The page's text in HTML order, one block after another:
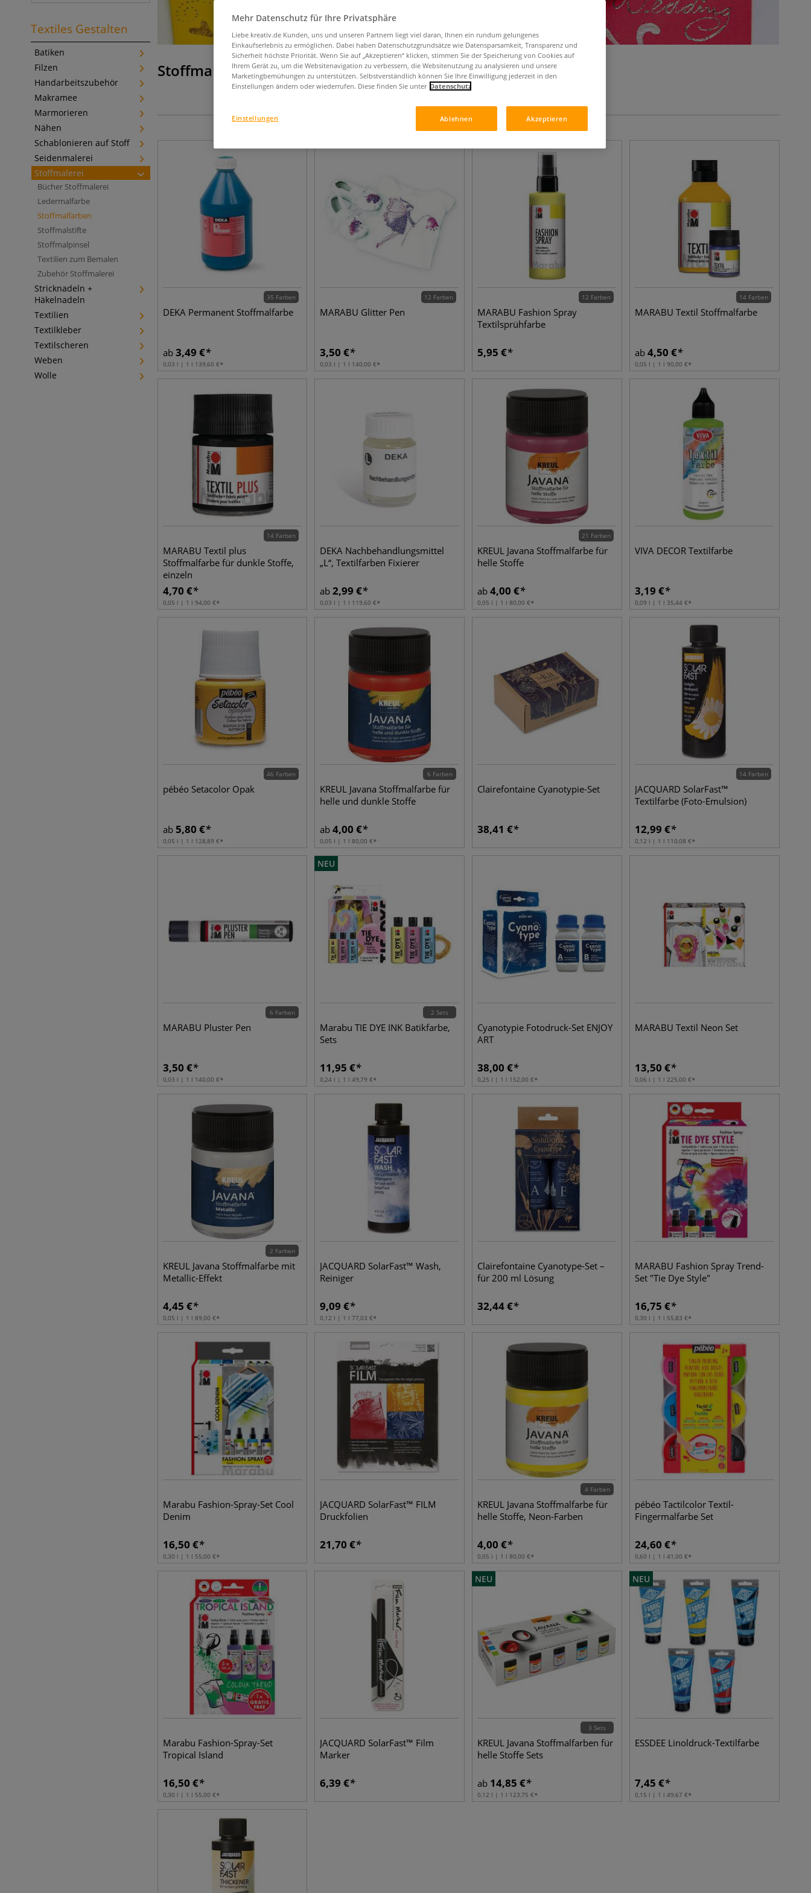
Textiles Gestalten
Batiken
Filzen
Handarbeitszubehör
Makramee
Marmorieren
Nähen
Schablonieren auf Stoff
Seidenmalerei
Stoffmalerei
Bücher Stoffmalerei
Ledermalfarbe
Stoffmalfarben
Stoffmalstifte
Stoffmalpinsel
Textilien zum Bemalen
Zubehör Stoffmalerei
Stricknadeln +
Häkelnadeln
Textilien
Textilkleber
Textilscheren
Weben
Wolle
Stoffmalfarben
29 Artikel
35 Farben
DEKA Permanent Stoffmalfarbe
ab 3,49 €
0,03 l | 1 l 139,60 €
12 Farben
MARABU Glitter Pen
3,50 €
0,03 l | 1 l 140,00 €
12 Farben
MARABU Fashion Spray
Textilsprühfarbe
5,95 €
14 Farben
MARABU Textil Stoffmalfarbe
ab 4,50 €
0,05 l | 1 l 90,00 €
14 Farben
MARABU Textil plus
Stoffmalfarbe für dunkle Stoffe,
einzeln
4,70 €
0,05 l | 1 l 94,00 €
DEKA Nachbehandlungsmittel
„L“, Textilfarben Fixierer
ab 2,99 €
0,03 l | 1 l 119,60 €
21 Farben
KREUL Javana Stoffmalfarbe für
helle Stoffe
ab 4,00 €
0,05 l | 1 l 80,00 €
VIVA DECOR Textilfarbe
3,19 €
0,09 l | 1 l 35,44 €
46 Farben
pébéo Setacolor Opak
ab 5,80 €
0,05 l | 1 l 128,89 €
6 Farben
KREUL Javana Stoffmalfarbe für
helle und dunkle Stoffe
ab 4,00 €
0,05 l | 1 l 80,00 €
Clairefontaine Cyanotypie-Set
38,41 €
14 Farben
JACQUARD SolarFast™
Textilfarbe (Foto-Emulsion)
12,99 €
0,12 l | 1 l 110,08 €
6 Farben
MARABU Pluster Pen
3,50 €
0,03 l | 1 l 140,00 €
NEU
2 Sets
Marabu TIE DYE INK Batikfarbe,
Sets
11,95 €
0,24 l | 1 l 49,79 €
Cyanotypie Fotodruck-Set ENJOY
ART
38,00 €
0,25 l | 1 l 152,00 €
MARABU Textil Neon Set
13,50 €
0,06 l | 1 l 225,00 €
2 Farben
KREUL Javana Stoffmalfarbe mit
Metallic-Effekt
4,45 €
0,05 l | 1 l 89,00 €
JACQUARD SolarFast™ Wash,
Reiniger
9,09 €
0,12 l | 1 l 77,03 €
Clairefontaine Cyanotype-Set –
für 200 ml Lösung
32,44€
MARABU Fashion Spray Trend-
Set "Tie Dye Style"
16,75 €
0,30 l | 1 l 55,83 €
Marabu Fashion-Spray-Set Cool
Denim
16,50 €
0,30 l | 1 l 55,00 €
JACQUARD SolarFast™ FILM
Druckfolien
21,70 €
4 Farben
KREUL Javana Stoffmalfarbe für
helle Stoffe, Neon-Farben
4,00 €
0,05 l | 1 l 80,00 €
pébéo Tactilcolor Textil-
Fingermalfarbe Set
24,60 €
0,60 l | 1 l 41,00 €
Marabu Fashion-Spray-Set
Tropical Island
16,50 €
0,30 l | 1 l 55,00 €
JACQUARD SolarFast™ Film
Marker
6,39 €
NEU
3 Sets
KREUL Javana Stoffmalfarben für
helle Stoffe Sets
ab 14,85 €
0,12 l | 1 l 123,75 €
NEU
ESSDEE Linoldruck-Textilfarbe
7,45 €
0,15 l | 1 l 49,67 €
Mehr Datenschutz für Ihre Privatsphäre
Liebe kreativ.de Kunden, uns und unseren Partnern liegt viel daran, Ihnen ein rundum gelungenes
Einkaufserlebnis zu ermöglichen. Dabei haben Datenschutzgrundsätze wie Datensparsamkeit, Transparenz und
Sicherheit höchste Priorität. Wenn Sie auf „Akzeptieren“ klicken, stimmen Sie der Speicherung von Cookies auf
Ihrem Gerät zu, um die Websitenavigation zu verbessern, die Websitenutzung zu analysieren und unsere
Marketingbemühungen zu unterstützen. Selbstverständlich können Sie Ihre Einwilligung jederzeit in den
Einstellungen ändern oder wiederrufen. Diese finden Sie unter Datenschutz
Ablehnen Akzeptieren
Einstellungen